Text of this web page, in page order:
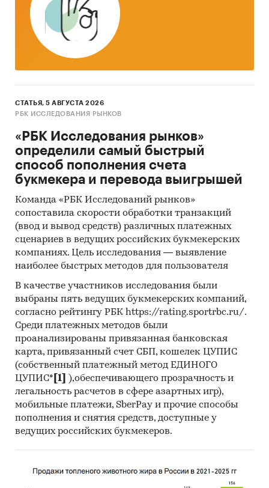
Доступна статистическая информация до
ноября 2024 года
Импорт и экспорт кроватей
следующи кодам ТН ВЭД:
940350 - Мебель деревянная типа спальной
94032020 - Мебель металлическая прочая,
кровати
Представлена информация об объеме импорта
и экспорта заянварь 2019 - май 2024в
натуральном и денежном выражении с
детализацией в разрезе стран, а также
динамика средневзвешенной стоимости.
*Данные после января 2022 года могут быть
недоступны для стран Евразийского
экономического союза: Белоруссии, Армении,
Кыргызстана и Казахстана.
Государственные закупки кроватей
В рамках главы представлена информация о
части проведенных государственных закупок
кроватей 44-ФЗ и 223-ФЗ за периодс января
2017 года по декабрь 2024 года, в которых был
определен поставщик. Для компаний
участвующих или планирующих участвовать в
СТАТЬЯ, 5 АВГУСТА 2026
РБК ИССЛЕДОВАНИЯ РЫНКОВ
«РБК Исследования рынков»
определили самый быстрый
способ пополнения счета
букмекера и перевода выигрышей
Команда «РБК Исследований рынков»
сопоставила скорости обработки транзакций
(ввод и вывод средств) различных платежных
сценариев в ведущих российских букмекерских
компаниях. Цель исследования — выявление
наиболее быстрых методов для пользователя
В качестве участников исследования были
выбраны пять ведущих букмекерских компаний,
согласно рейтингу РБК https://rating.sportrbc.ru/.
Среди платежных методов были
проанализированы привязанная банковская
карта, привязанный счет СБП, кошелек ЦУПИС
(собственный платежный метод ЕДИНОГО
ЦУПИС* [1]
),обеспечивающего прозрачность и
легальность расчетов в сфере азартных игр),
мобильные платежи, SberPay и прочие способы
пополнения и снятия средств, доступные у
ведущих российских букмекеров.